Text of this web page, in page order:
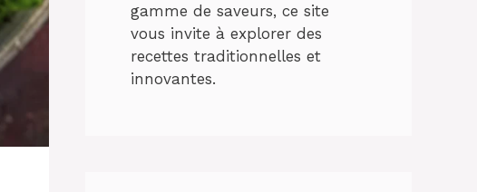
gamme de saveurs, ce site
vous invite à explorer des
recettes traditionnelles et
innovantes.